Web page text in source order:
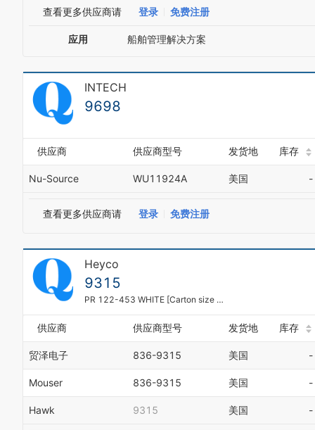
查看更多供应商请 登录 免费注册
应用 船舶管理解决方案
INTECH
9698
供应商 供应商型号 发货地 库存
Nu-Source WU11924A 美国 -
查看更多供应商请 登录 免费注册
Heyco
9315
PR 122-453 WHITE [Carton size is 5000]
供应商 供应商型号 发货地 库存
贸泽电子 836-9315 美国 -
Mouser 836-9315 美国 -
Hawk 9315 美国 -